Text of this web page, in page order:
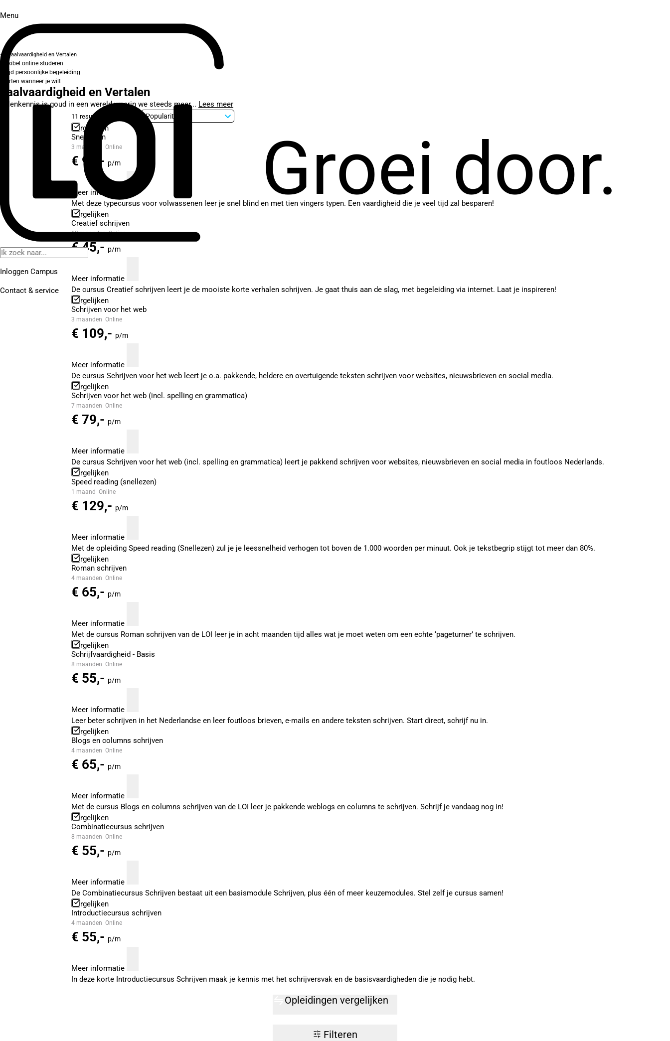
Menu
Groei door.
Inloggen Campus
Contact & service
Taalvaardigheid en Vertalen
Flexibel online studeren
Altijd persoonlijke begeleiding
Starten wanneer je wilt
Taalvaardigheid en Vertalen
Talenkennis is goud in een wereld waarin we steeds meer... Lees meer
11 resultaten
Vergelijken
Snel typen
3 maanden Online
€ 99,- p/m
Meer informatie
Met deze typecursus voor volwassenen leer je snel blind en met tien vingers typen. Een vaardigheid die je veel tijd zal besparen!
Vergelijken
Creatief schrijven
10 maanden Online
€ 45,- p/m
Meer informatie
De cursus Creatief schrijven leert je de mooiste korte verhalen schrijven. Je gaat thuis aan de slag, met begeleiding via internet. Laat je inspireren!
Vergelijken
Schrijven voor het web
3 maanden Online
€ 109,- p/m
Meer informatie
De cursus Schrijven voor het web leert je o.a. pakkende, heldere en overtuigende teksten schrijven voor websites, nieuwsbrieven en social media.
Vergelijken
Schrijven voor het web (incl. spelling en grammatica)
7 maanden Online
€ 79,- p/m
Meer informatie
De cursus Schrijven voor het web (incl. spelling en grammatica) leert je pakkend schrijven voor websites, nieuwsbrieven en social media in foutloos Nederlands.
Vergelijken
Speed reading (snellezen)
1 maand Online
€ 129,- p/m
Meer informatie
Met de opleiding Speed reading (Snellezen) zul je je leessnelheid verhogen tot boven de 1.000 woorden per minuut. Ook je tekstbegrip stijgt tot meer dan 80%.
Vergelijken
Roman schrijven
4 maanden Online
€ 65,- p/m
Meer informatie
Met de cursus Roman schrijven van de LOI leer je in acht maanden tijd alles wat je moet weten om een echte ‘pageturner’ te schrijven.
Vergelijken
Schrijfvaardigheid - Basis
8 maanden Online
€ 55,- p/m
Meer informatie
Leer beter schrijven in het Nederlandse en leer foutloos brieven, e-mails en andere teksten schrijven. Start direct, schrijf nu in.
Vergelijken
Blogs en columns schrijven
4 maanden Online
€ 65,- p/m
Meer informatie
Met de cursus Blogs en columns schrijven van de LOI leer je pakkende weblogs en columns te schrijven. Schrijf je vandaag nog in!
Vergelijken
Combinatiecursus schrijven
8 maanden Online
€ 55,- p/m
Meer informatie
De Combinatiecursus Schrijven bestaat uit een basismodule Schrijven, plus één of meer keuzemodules. Stel zelf je cursus samen!
Vergelijken
Introductiecursus schrijven
4 maanden Online
€ 55,- p/m
Meer informatie
In deze korte Introductiecursus Schrijven maak je kennis met het schrijversvak en de basisvaardigheden die je nodig hebt.
Opleidingen vergelijken
Filteren